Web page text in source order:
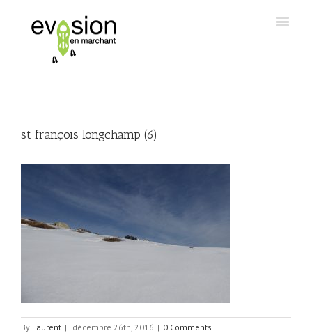
st françois longchamp (6)
By Laurent | décembre 26th, 2016 | 0 Comments